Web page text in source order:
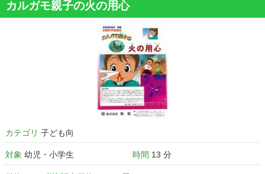
カルガモ親子の火の用心
カテゴリ 子ども向
対象 幼児・小学生 時間 13 分